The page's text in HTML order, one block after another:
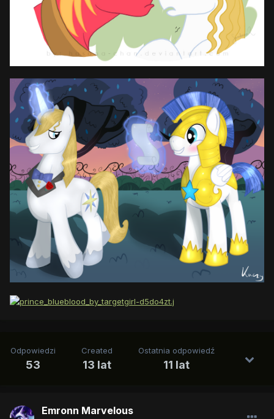
Odpowiedzi
53
Created
13 lat
Ostatnia odpowiedź
11 lat
Emronn Marvelous